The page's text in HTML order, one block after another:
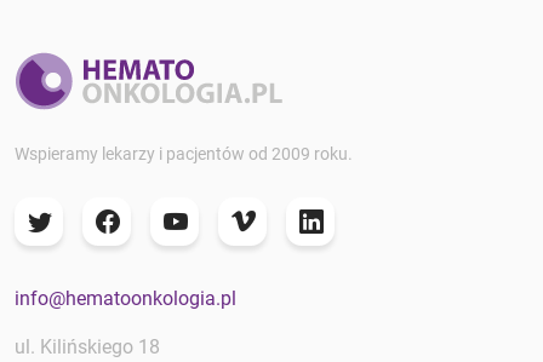
Wspieramy lekarzy i pacjentów od 2009 roku.
info@hematoonkologia.pl
ul. Kilińskiego 18